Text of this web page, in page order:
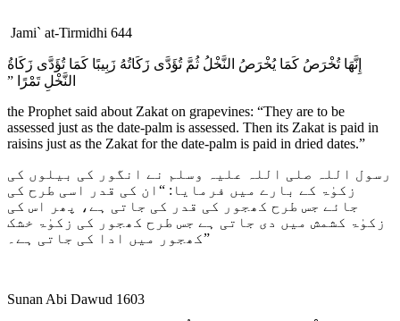
Jami` at-Tirmidhi 644
إِنَّهَا تُخْرَصُ كَمَا يُخْرَصُ النَّخْلُ ثُمَّ تُؤَدَّى زَكَاتُهُ زَبِيبًا كَمَا تُؤَدَّى زَكَاةُ
النَّخْلِ تَمْرًا ‏”‏
the Prophet said about Zakat on grapevines: “They are to be
assessed just as the date-palm is assessed. Then its Zakat is paid in
raisins just as the Zakat for the date-palm is paid in dried dates.”
رسول اللہ صلی اللہ علیہ وسلم نے انگور کی بیلوں کی
زکوٰۃ کے بارے میں فرمایا: “ان کی قدر اسی طرح کی
جائے جس طرح کھجور کی قدر کی جاتی ہے، پھر اس کی
زکوٰۃ کشمش میں دی جاتی ہے جس طرح کھجور کی زکوٰۃ خشک
کھجور میں ادا کی جاتی ہے۔”
Sunan Abi Dawud 1603